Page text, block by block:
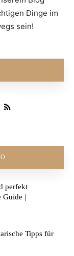
Dinge im
sein!
perfekt
Guide |
Tipps für